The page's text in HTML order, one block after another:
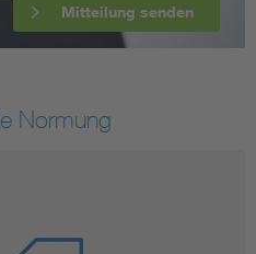
Mitteilung senden
Normung